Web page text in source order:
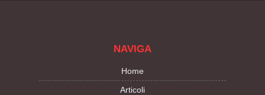
NAVIGA
Home
Articoli